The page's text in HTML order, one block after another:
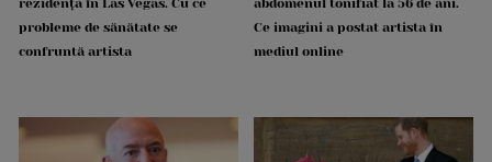
probleme de sănătate se
confruntă artista
Ce imagini a postat artista în
mediul online